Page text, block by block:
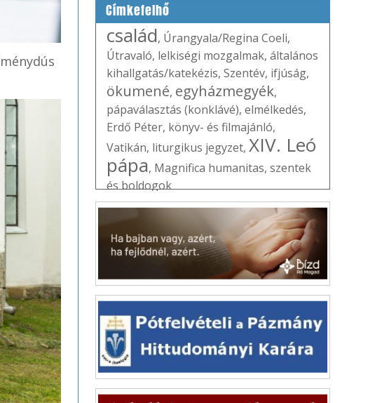
Címkefelhő
család, Úrangyala/Regina Coeli,
Útravaló, lelkiségi mozgalmak, általános
kihallgatás/katekézis, Szentév, ifjúság,
ökumené, egyházmegyék,
pápaválasztás (konklávé), elmélkedés,
Erdő Péter, könyv- és filmajánló,
Vatikán, liturgikus jegyzet, XIV. Leó
pápa, Magnifica humanitas, szentek
és boldogok